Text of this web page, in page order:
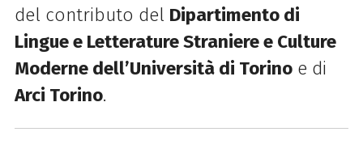
del contributo del Dipartimento di
Lingue e Letterature Straniere e Culture
Moderne dell’Università di Torinoe di
Arci Torino.